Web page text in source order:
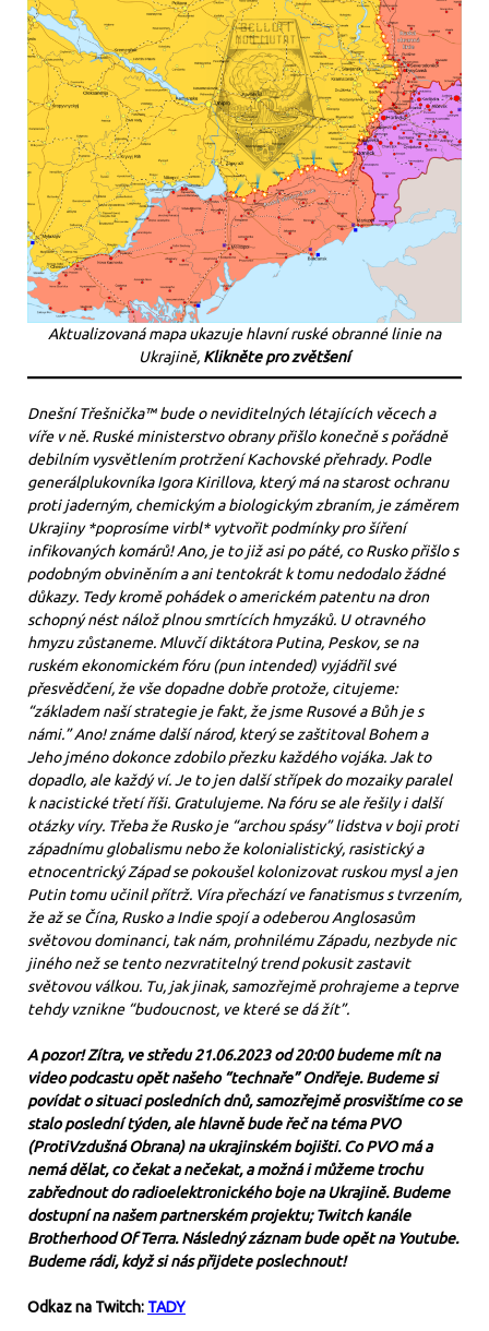
Aktualizovaná mapa ukazuje hlavní ruské obranné linie na
Ukrajině, Klikněte pro zvětšení
Dnešní Třešnička™ bude o neviditelných létajících věcech a
víře v ně. Ruské ministerstvo obrany přišlo konečně s pořádně
debilním vysvětlením protržení Kachovské přehrady. Podle
generálplukovníka Igora Kirillova, který má na starost ochranu
proti jaderným, chemickým a biologickým zbraním, je záměrem
Ukrajiny *poprosíme virbl* vytvořit podmínky pro šíření
infikovaných komárů! Ano, je to již asi po páté, co Rusko přišlo s
podobným obviněním a ani tentokrát k tomu nedodalo žádné
důkazy. Tedy kromě pohádek o americkém patentu na dron
schopný nést nálož plnou smrtících hmyzáků. U otravného
hmyzu zůstaneme. Mluvčí diktátora Putina, Peskov, se na
ruském ekonomickém fóru (pun intended) vyjádřil své
přesvědčení, že vše dopadne dobře protože, citujeme:
“základem naší strategie je fakt, že jsme Rusové a Bůh je s
námi.” Ano! známe další národ, který se zaštitoval Bohem a
Jeho jméno dokonce zdobilo přezku každého vojáka. Jak to
dopadlo, ale každý ví. Je to jen další střípek do mozaiky paralel
k nacistické třetí říši. Gratulujeme. Na fóru se ale řešily i další
otázky víry. Třeba že Rusko je “archou spásy” lidstva v boji proti
západnímu globalismu nebo že kolonialistický, rasistický a
etnocentrický Západ se pokoušel kolonizovat ruskou mysl a jen
Putin tomu učinil přítrž. Víra přechází ve fanatismus s tvrzením,
že až se Čína, Rusko a Indie spojí a odeberou Anglosasům
světovou dominanci, tak nám, prohnilému Západu, nezbyde nic
jiného než se tento nezvratitelný trend pokusit zastavit
světovou válkou. Tu, jak jinak, samozřejmě prohrajeme a teprve
tehdy vznikne “budoucnost, ve které se dá žít”.
A pozor! Zítra, ve středu 21.06.2023 od 20:00 budeme mít na
video podcastu opět našeho “technaře” Ondřeje. Budeme si
povídat o situaci posledních dnů, samozřejmě prosvištíme co se
stalo poslední týden, ale hlavně bude řeč na téma PVO
(ProtiVzdušná Obrana) na ukrajinském bojišti. Co PVO má a
nemá dělat, co čekat a nečekat, a možná i můžeme trochu
zabřednout do radioelektronického boje na Ukrajině. Budeme
dostupní na našem partnerském projektu; Twitch kanále
Brotherhood Of Terra. Následný záznam bude opět na Youtube.
Budeme rádi, když si nás přijdete poslechnout!
Odkaz na Twitch: TADY